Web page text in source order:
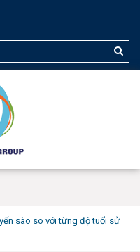
sào so với từng độ tuổi sử